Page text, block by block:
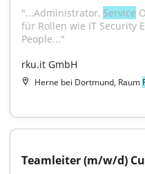
"...Administrator, Service
für Rollen wie IT Security
People..."
rku.it GmbH
Herne bei Dortmund, Raum
Teamleiter (m/w/d)